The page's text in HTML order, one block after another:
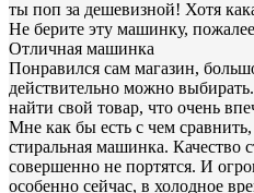
ты поп за дешевизной! Хотя
Не берите эту машинку,
Отличная машинка
Понравился сам магазин,
действительно можно
найти свой товар, что очень
Мне как бы есть с чем
стиральная машинка. Качество
совершенно не портятся. И
особенно сейчас, в холодное